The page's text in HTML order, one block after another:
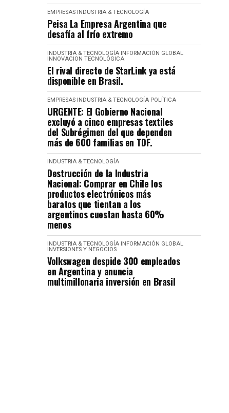
EMPRESAS INDUSTRIA & TECNOLOGÍA
Peisa La Empresa Argentina que
desafía al frío extremo
INDUSTRIA & TECNOLOGÍA INFORMACIÓN GLOBAL
INNOVACION TECNOLÓGICA
El rival directo de StarLink ya está
disponible en Brasil.
EMPRESAS INDUSTRIA & TECNOLOGÍA POLÍTICA
URGENTE: El Gobierno Nacional
excluyó a cinco empresas textiles
del Subrégimen del que dependen
más de 600 familias en TDF.
INDUSTRIA & TECNOLOGÍA
Destrucción de la Industria
Nacional: Comprar en Chile los
productos electrónicos más
baratos que tientan a los
argentinos cuestan hasta 60%
menos
INDUSTRIA & TECNOLOGÍA INFORMACIÓN GLOBAL
INVERSIONES Y NEGOCIOS
Volkswagen despide 300 empleados
en Argentina y anuncia
multimillonaria inversión en Brasil